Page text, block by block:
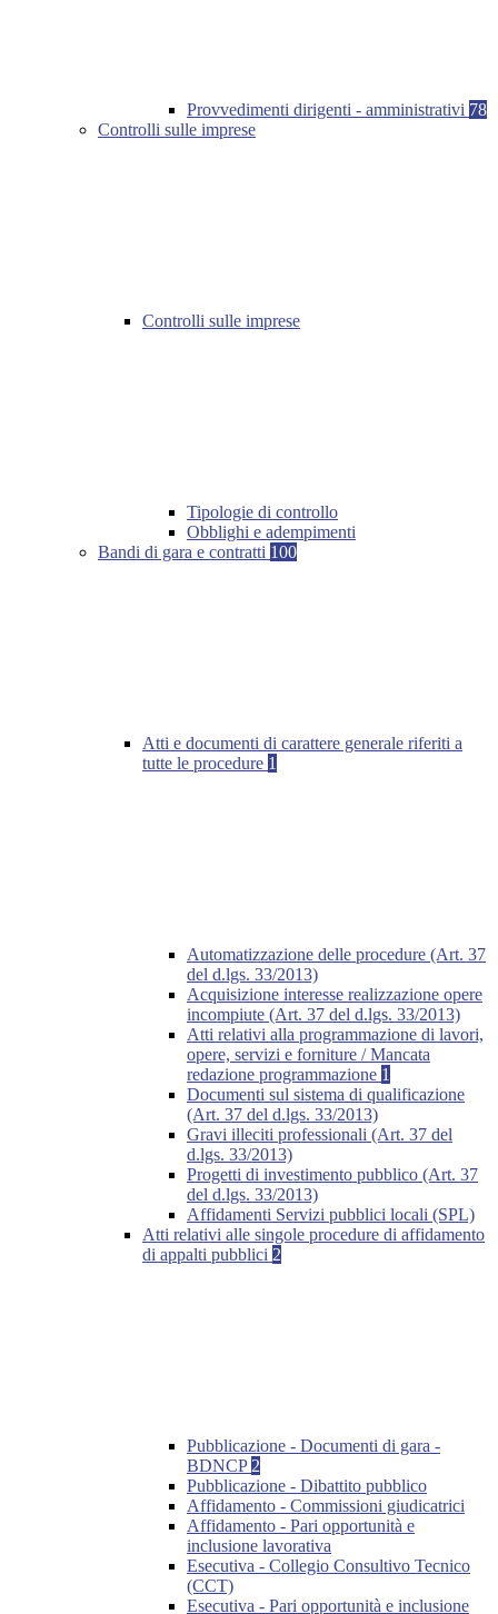
Provvedimenti dirigenti - amministrativi 78
Controlli sulle imprese
Controlli sulle imprese
Tipologie di controllo
Obblighi e adempimenti
Bandi di gara e contratti 100
Atti e documenti di carattere generale riferiti a
tutte le procedure 1
Automatizzazione delle procedure (Art. 37
del d.lgs. 33/2013)
Acquisizione interesse realizzazione opere
incompiute (Art. 37 del d.lgs. 33/2013)
Atti relativi alla programmazione di lavori,
opere, servizi e forniture / Mancata
redazione programmazione 1
Documenti sul sistema di qualificazione
(Art. 37 del d.lgs. 33/2013)
Gravi illeciti professionali (Art. 37 del
d.lgs. 33/2013)
Progetti di investimento pubblico (Art. 37
del d.lgs. 33/2013)
Affidamenti Servizi pubblici locali (SPL)
Atti relativi alle singole procedure di affidamento
di appalti pubblici 2
Pubblicazione - Documenti di gara -
BDNCP 2
Pubblicazione - Dibattito pubblico
Affidamento - Commissioni giudicatrici
Affidamento - Pari opportunità e
inclusione lavorativa
Esecutiva - Collegio Consultivo Tecnico
(CCT)
Esecutiva - Pari opportunità e inclusione